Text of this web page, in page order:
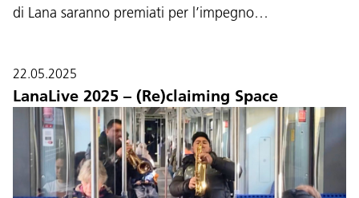
di Lana saranno premiati per l’impegno…
22.05.2025
LanaLive 2025 – (Re)claiming Space